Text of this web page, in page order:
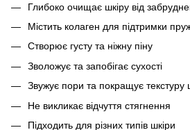
Глибоко очищає шкіру від
Містить колаген для підтримки
Створює густу та ніжну піну
Зволожує та запобігає сухості
Звужує пори та покращує текстуру
Не викликає відчуття стягнення
Підходить для різних типів шкіри